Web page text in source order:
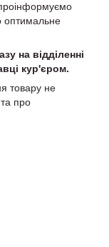
оптимальне
на відділенні
кур'єром.
товару не
про